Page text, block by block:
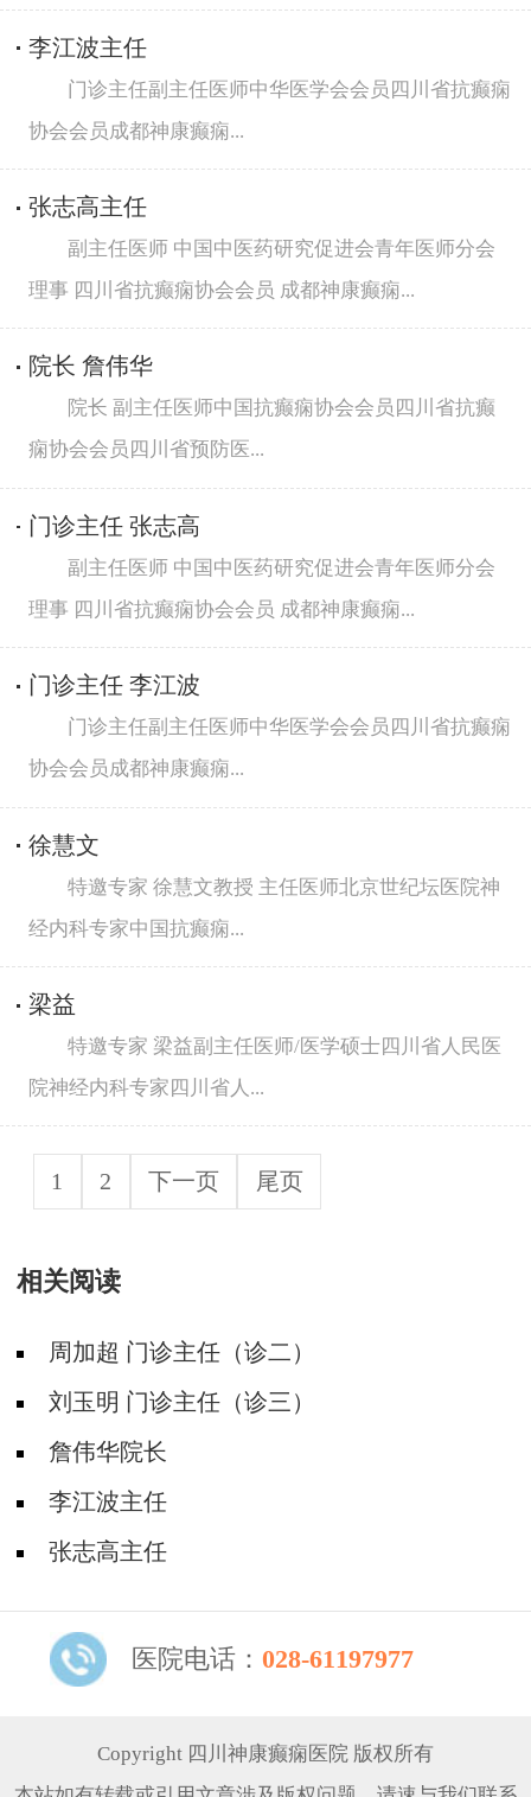
李江波主任
门诊主任副主任医师中华医学会会员四川省抗癫痫
协会会员成都神康癫痫...
张志高主任
副主任医师 中国中医药研究促进会青年医师分会
理事 四川省抗癫痫协会会员 成都神康癫痫...
院长 詹伟华
院长 副主任医师中国抗癫痫协会会员四川省抗癫
痫协会会员四川省预防医...
门诊主任 张志高
副主任医师 中国中医药研究促进会青年医师分会
理事 四川省抗癫痫协会会员 成都神康癫痫...
门诊主任 李江波
门诊主任副主任医师中华医学会会员四川省抗癫痫
协会会员成都神康癫痫...
徐慧文
特邀专家 徐慧文教授 主任医师北京世纪坛医院神
经内科专家中国抗癫痫...
梁益
特邀专家 梁益副主任医师/医学硕士四川省人民医
院神经内科专家四川省人...
1 2 下一页 尾页
相关阅读
周加超 门诊主任（诊二）
刘玉明 门诊主任（诊三）
詹伟华院长
李江波主任
张志高主任
医院电话： 028-61197977
Copyright 四川神康癫痫医院 版权所有